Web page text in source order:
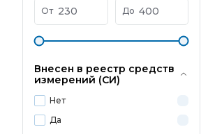
От До
Внесен в реестр средств
измерений (СИ)
Нет
Да